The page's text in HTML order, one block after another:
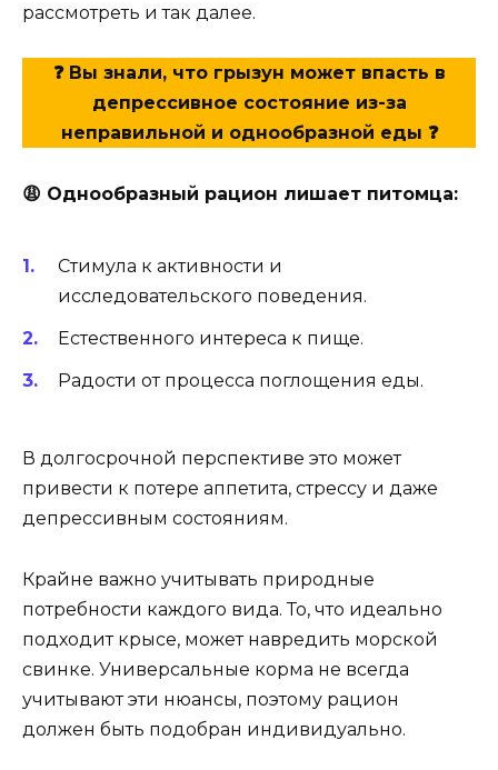
рассмотреть и так далее.
❓ Вы знали, что грызун может впасть в
депрессивное состояние из-за
неправильной и однообразной еды ❓
😩 Однообразный рацион лишает питомца:
Стимула к активности и
исследовательского поведения.
Естественного интереса к пище.
Радости от процесса поглощения еды.
В долгосрочной перспективе это может
привести к потере аппетита, стрессу и даже
депрессивным состояниям.
Крайне важно учитывать природные
потребности каждого вида. То, что идеально
подходит крысе, может навредить морской
свинке. Универсальные корма не всегда
учитывают эти нюансы, поэтому рацион
должен быть подобран индивидуально.